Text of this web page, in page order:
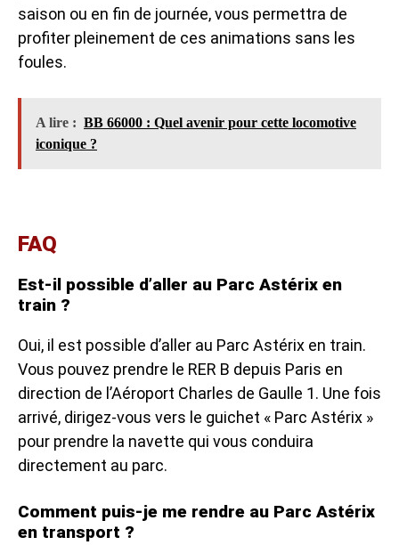
saison ou en fin de journée, vous permettra de
profiter pleinement de ces animations sans les
foules.
A lire : BB 66000 : Quel avenir pour cette locomotive
iconique ?
FAQ
Est-il possible d’aller au Parc Astérix en
train ?
Oui, il est possible d’aller au Parc Astérix en train.
Vous pouvez prendre le RER B depuis Paris en
direction de l’Aéroport Charles de Gaulle 1. Une fois
arrivé, dirigez-vous vers le guichet « Parc Astérix »
pour prendre la navette qui vous conduira
directement au parc.
Comment puis-je me rendre au Parc Astérix
en transport ?